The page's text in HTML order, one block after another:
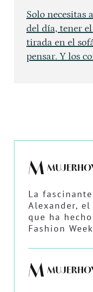
Solo necesitas
del día, tener
tirada en el
pensar. Y los
La
Alexander,
que ha
Fashion